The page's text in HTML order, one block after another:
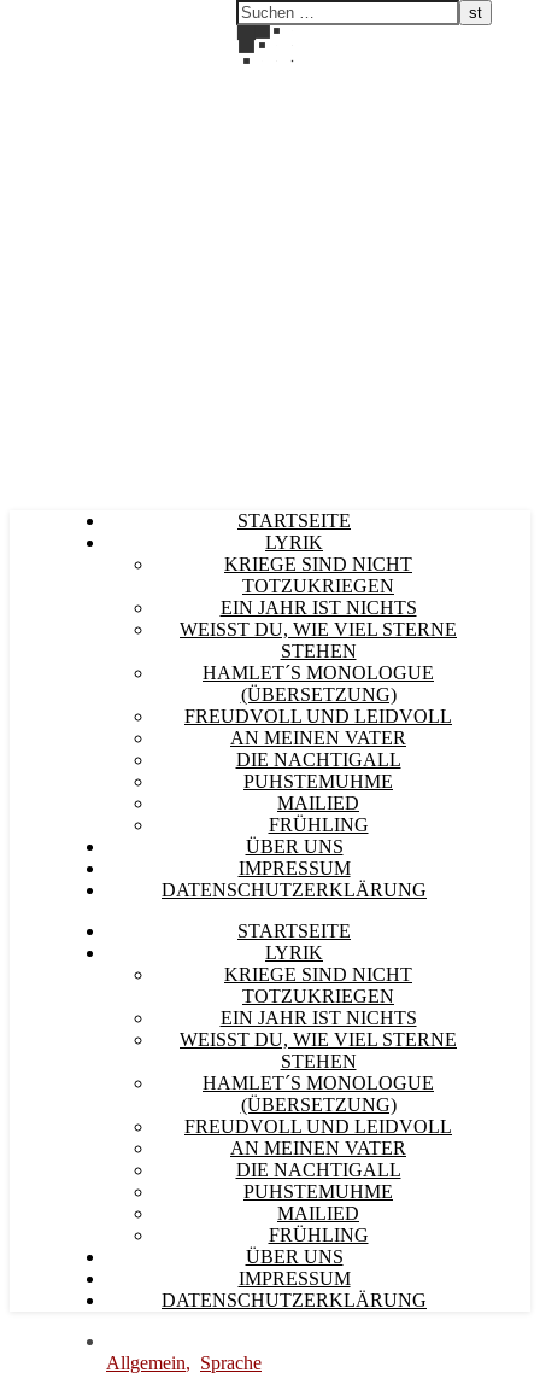
STARTSEITE
LYRIK
KRIEGE SIND NICHT
TOTZUKRIEGEN
EIN JAHR IST NICHTS
WEISST DU, WIE VIEL STERNE S
TEHEN
HAMLET´S MONOLOGUE
(ÜBERSETZUNG)
FREUDVOLL UND LEIDVOLL
AN MEINEN VATER
DIE NACHTIGALL
PUHSTEMUHME
MAILIED
FRÜHLING
ÜBER UNS
IMPRESSUM
DATENSCHUTZERKLÄRUNG
STARTSEITE
LYRIK
KRIEGE SIND NICHT
TOTZUKRIEGEN
EIN JAHR IST NICHTS
WEISST DU, WIE VIEL STERNE S
TEHEN
HAMLET´S MONOLOGUE
(ÜBERSETZUNG)
FREUDVOLL UND LEIDVOLL
AN MEINEN VATER
DIE NACHTIGALL
PUHSTEMUHME
MAILIED
FRÜHLING
ÜBER UNS
IMPRESSUM
DATENSCHUTZERKLÄRUNG
Allgemein, Sprache